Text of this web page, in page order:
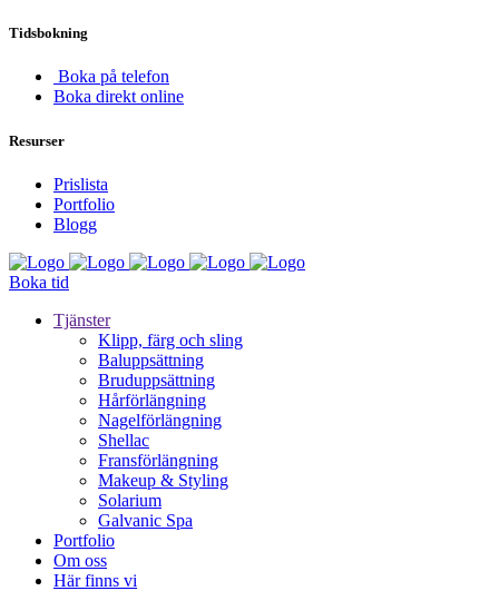
Tidsbokning
Boka på telefon
Boka direkt online
Resurser
Prislista
Portfolio
Blogg
Boka tid
Tjänster
Klipp, färg och sling
Baluppsättning
Bruduppsättning
Hårförlängning
Nagelförlängning
Shellac
Fransförlängning
Makeup & Styling
Solarium
Galvanic Spa
Portfolio
Om oss
Här finns vi